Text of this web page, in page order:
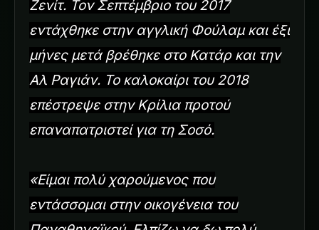
Ζενίτ. Τον Σεπτέμβριο του 2017
εντάχθηκε στην αγγλική Φούλαμ και έξι
μήνες μετά βρέθηκε στο Κατάρ και την
Αλ Ραγιάν. Το καλοκαίρι του 2018
επέστρεψε στην Κρίλια προτού
επαναπατριστεί για τη Σοσό.
«Είμαι πολύ χαρούμενος που
εντάσσομαι στην οικογένεια του